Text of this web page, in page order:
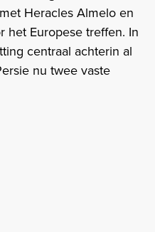
Heracles Almelo en
het Europese treffen. In
centraal achterin al
nu twee vaste